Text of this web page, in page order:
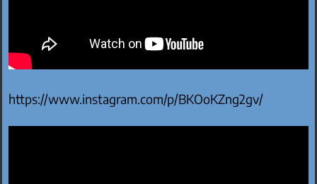
https://www.instagram.com/p/BKOoKZng2gv/